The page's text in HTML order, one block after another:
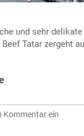
und sehr
Tatar zergeht